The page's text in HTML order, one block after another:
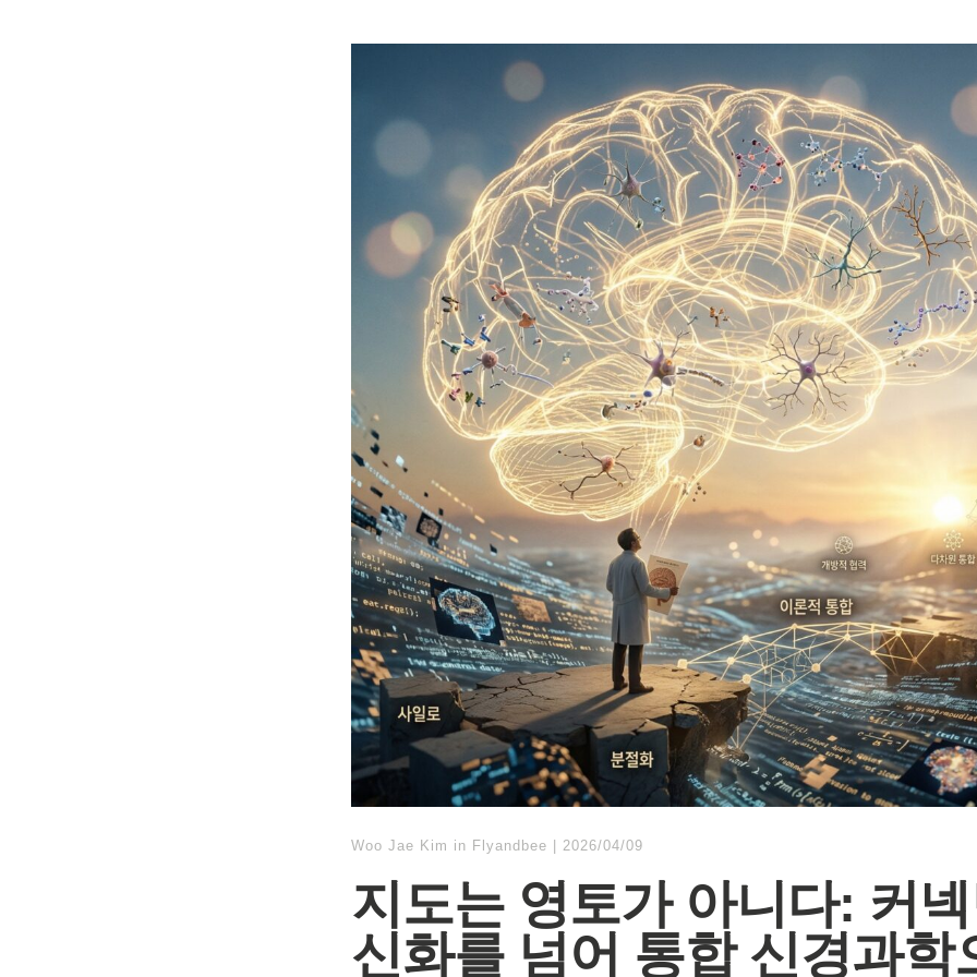
Woo Jae Kim in Flyandbee 2026/04/09
지도는 영토가 아니다: 커
신화를 넘어 통합 신경과학